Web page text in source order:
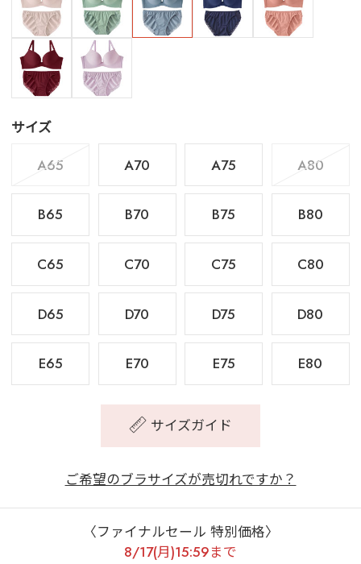
サイズ
A65
A70 A75 A80
B65 B70 B75 B80
C65 C70 C75 C80
D65 D70 D75 D80
E65 E70 E75 E80
サイズガイド
ご希望のブラサイズが売切れですか？
〈ファイナルセール 特別価格〉
8/17(月)15:59まで